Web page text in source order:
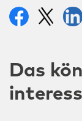
Das